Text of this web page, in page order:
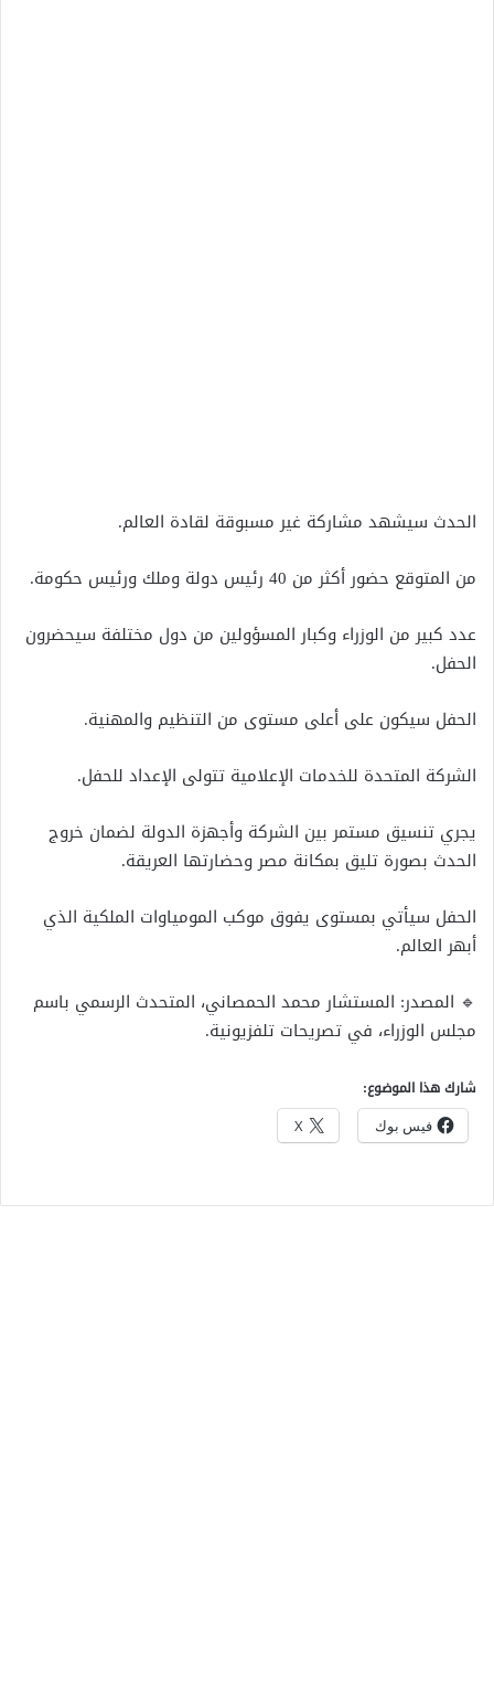
الحدث سيشهد مشاركة غير مسبوقة لقادة العالم.
من المتوقع حضور أكثر من 40 رئيس دولة وملك ورئيس حكومة.
عدد كبير من الوزراء وكبار المسؤولين من دول مختلفة سيحضرون
الحفل.
الحفل سيكون على أعلى مستوى من التنظيم والمهنية.
الشركة المتحدة للخدمات الإعلامية تتولى الإعداد للحفل.
يجري تنسيق مستمر بين الشركة وأجهزة الدولة لضمان خروج
الحدث بصورة تليق بمكانة مصر وحضارتها العريقة.
الحفل سيأتي بمستوى يفوق موكب المومياوات الملكية الذي
أبهر العالم.
🔹 المصدر: المستشار محمد الحمصاني، المتحدث الرسمي باسم
مجلس الوزراء، في تصريحات تلفزيونية.
شارك هذا الموضوع:
فيس بوك X